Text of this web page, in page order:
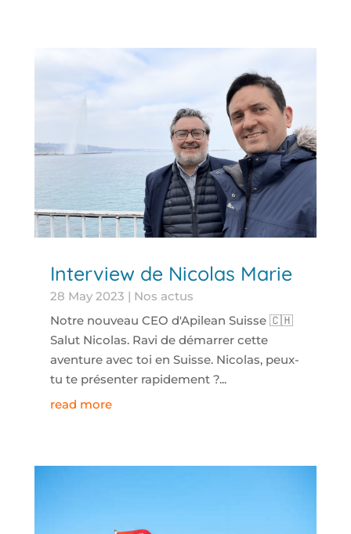
Interview de Nicolas Marie
28 May 2023 | Nos actus
Notre nouveau CEO d'Apilean Suisse 🇨🇭
Salut Nicolas. Ravi de démarrer cette
aventure avec toi en Suisse. Nicolas, peux-
tu te présenter rapidement ?...
read more